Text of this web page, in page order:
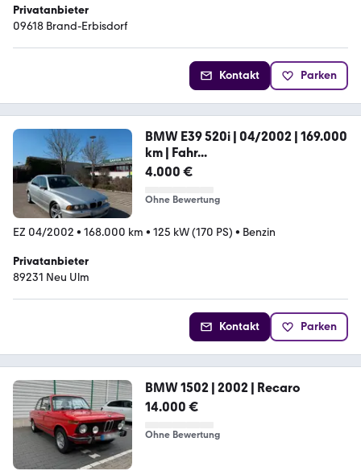
Privatanbieter
09618 Brand-Erbisdorf
Kontakt Parken
BMW E39 520i | 04/2002 | 169.000
km | Fahr...
4.000 €
Ohne Bewertung
EZ 04/2002 • 168.000 km • 125 kW (170 PS) • Benzin
Privatanbieter
89231 Neu Ulm
Kontakt Parken
BMW 1502 | 2002 | Recaro
14.000 €
Ohne Bewertung